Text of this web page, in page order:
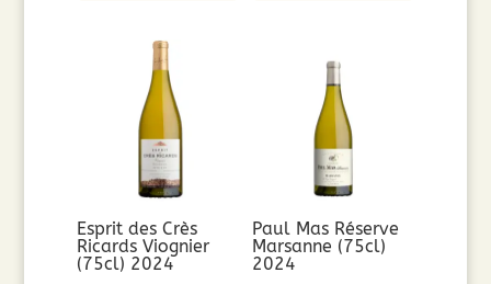
Esprit des Crès
Ricards Viognier
(75cl) 2024
Paul Mas Réserve
Marsanne (75cl)
2024